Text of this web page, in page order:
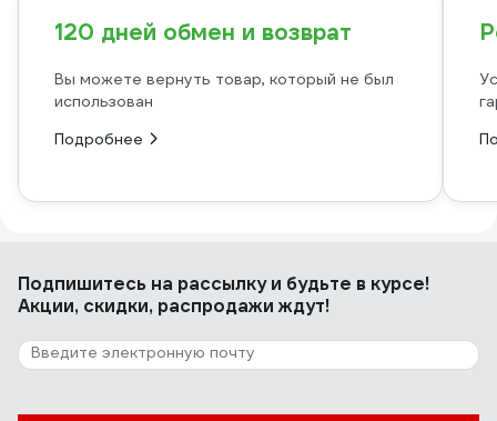
120 дней обмен и возврат
Вы можете вернуть товар, который не был
использован
Подробнее
Подпишитесь на рассылкуи будьте в курсе!
Акции, скидки, распродажи ждут!